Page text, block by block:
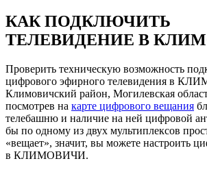
КАК ПОДКЛЮЧИТЬ
ТЕЛЕВИДЕНИЕ В
Проверить техническую возможность
цифрового эфирного телевидения в
Климовичский район, Могилевская
посмотрев на карте цифрового вещания
телебашню и наличие на ней цифровой
бы по одному из двух мультиплексов
«вещает», значит, вы можете настроить
в КЛИМОВИЧИ.